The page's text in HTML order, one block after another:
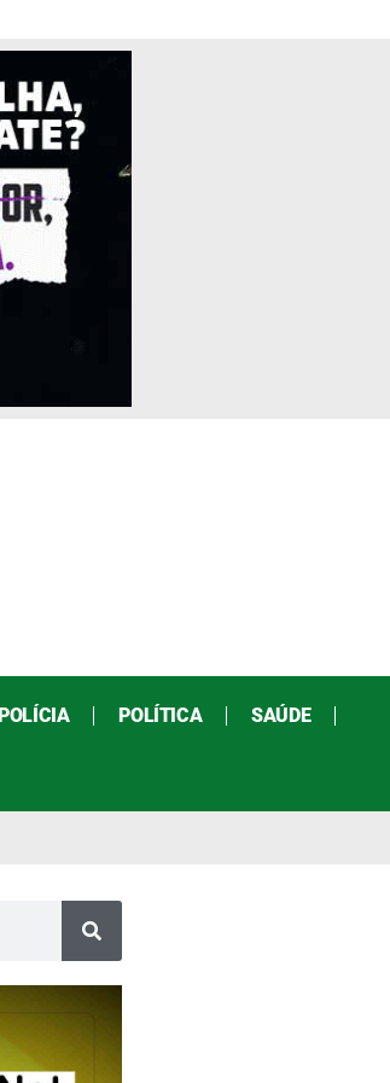
POLÍCIA POLÍTICA SAÚDE